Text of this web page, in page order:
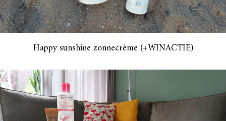
Happy sunshine zonnecrème (+WINACTIE)